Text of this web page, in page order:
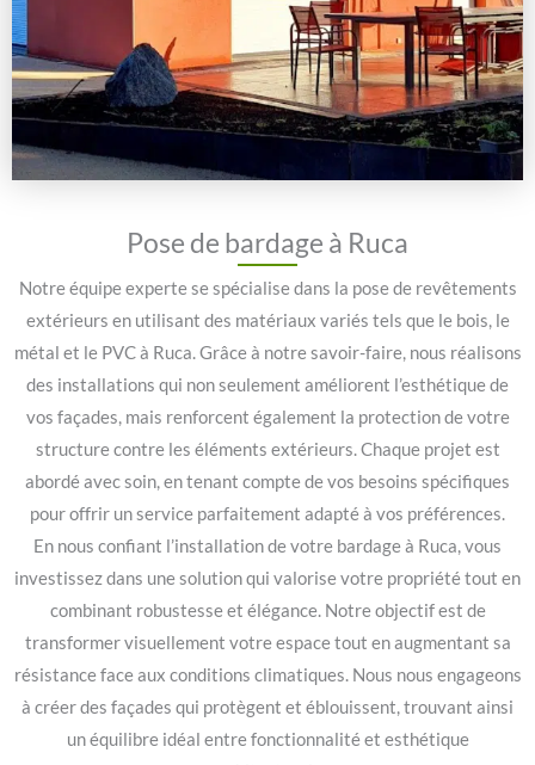
Pose de bardage à Ruca
Notre équipe experte se spécialise dans la pose de revêtements
extérieurs en utilisant des matériaux variés tels que le bois, le
métal et le PVC à Ruca. Grâce à notre savoir-faire, nous réalisons
des installations qui non seulement améliorent l’esthétique de
vos façades, mais renforcent également la protection de votre
structure contre les éléments extérieurs. Chaque projet est
abordé avec soin, en tenant compte de vos besoins spécifiques
pour offrir un service parfaitement adapté à vos préférences.
En nous confiant l’installation de votre bardage à Ruca, vous
investissez dans une solution qui valorise votre propriété tout en
combinant robustesse et élégance. Notre objectif est de
transformer visuellement votre espace tout en augmentant sa
résistance face aux conditions climatiques. Nous nous engageons
à créer des façades qui protègent et éblouissent, trouvant ainsi
un équilibre idéal entre fonctionnalité et esthétique